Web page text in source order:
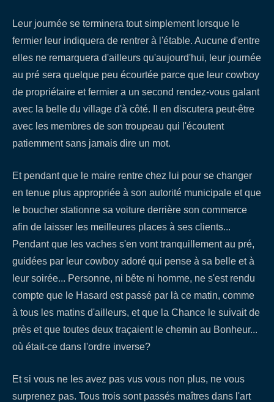
Leur journée se terminera tout simplement lorsque le
fermier leur indiquera de rentrer à l'étable. Aucune d'entre
elles ne remarquera d'ailleurs qu'aujourd'hui, leur journée
au pré sera quelque peu écourtée parce que leur cowboy
de propriétaire et fermier a un second rendez-vous galant
avec la belle du village d'à côté. Il en discutera peut-être
avec les membres de son troupeau qui l'écoutent
patiemment sans jamais dire un mot.
Et pendant que le maire rentre chez lui pour se changer
en tenue plus appropriée à son autorité municipale et que
le boucher stationne sa voiture derrière son commerce
afin de laisser les meilleures places à ses clients...
Pendant que les vaches s'en vont tranquillement au pré,
guidées par leur cowboy adoré qui pense à sa belle et à
leur soirée... Personne, ni bête ni homme, ne s'est rendu
compte que le Hasard est passé par là ce matin, comme
à tous les matins d'ailleurs, et que la Chance le suivait de
près et que toutes deux traçaient le chemin au Bonheur...
où était-ce dans l'ordre inverse?
Et si vous ne les avez pas vus vous non plus, ne vous
surprenez pas. Tous trois sont passés maîtres dans l'art